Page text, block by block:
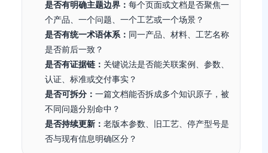
是否有明确主题边界： 每个页面或文档是否聚焦一
个产品、一个问题、一个工艺或一个场景？
是否有统一术语体系： 同一产品、材料、工艺名称
是否前后一致？
是否有证据链： 关键说法是否能关联案例、参数、
认证、标准或交付事实？
是否可拆分： 一篇文档能否拆成多个知识原子，被
不同问题分别命中？
是否持续更新： 老版本参数、旧工艺、停产型号是
否与现有信息明确区分？